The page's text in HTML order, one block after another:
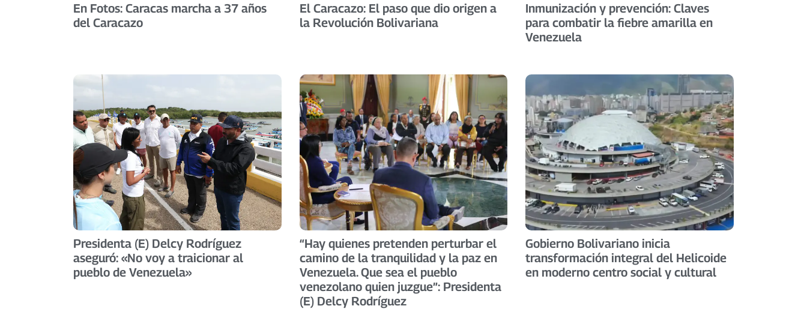
En Fotos: Caracas marcha a 37 años
del Caracazo
El Caracazo: El paso que dio origen a
la Revolución Bolivariana
Inmunización y prevención: Claves
para combatir la fiebre amarilla en
Venezuela
Presidenta (E) Delcy Rodríguez
aseguró: «No voy a traicionar al
pueblo de Venezuela»
“Hay quienes pretenden perturbar el
camino de la tranquilidad y la paz en
Venezuela. Que sea el pueblo
venezolano quien juzgue”: Presidenta
(E) Delcy Rodríguez
Gobierno Bolivariano inicia
transformación integral del Helicoide
en moderno centro social y cultural